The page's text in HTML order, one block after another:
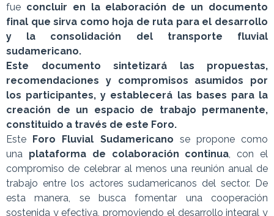
fue concluir en la elaboración de un documento
final que sirva como hoja de ruta para el desarrollo
y la consolidación del transporte fluvial
sudamericano.
Este documento sintetizará las propuestas,
recomendaciones y compromisos asumidos por
los participantes, y establecerá las bases para la
creación de un espacio de trabajo permanente,
constituido a través de este Foro.
Este Foro Fluvial Sudamericano se propone como
una plataforma de colaboración continua , con el
compromiso de celebrar al menos una reunión anual de
trabajo entre los actores sudamericanos del sector. De
esta manera, se busca fomentar una cooperación
sostenida y efectiva, promoviendo el desarrollo integral y